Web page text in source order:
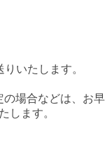
いたします。
場合などは、お
します。